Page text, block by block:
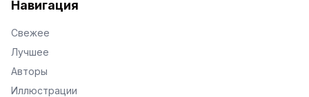
Навигация
Свежее
Лучшее
Авторы
Иллюстрации